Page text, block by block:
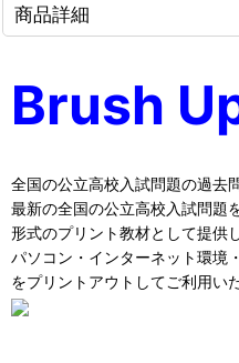
商品詳細
Brush
全国の公立高校入試問題の過去
最新の全国の公立高校入試問題
形式のプリント教材として提供
パソコン・インターネット環境
をプリントアウトしてご利用い